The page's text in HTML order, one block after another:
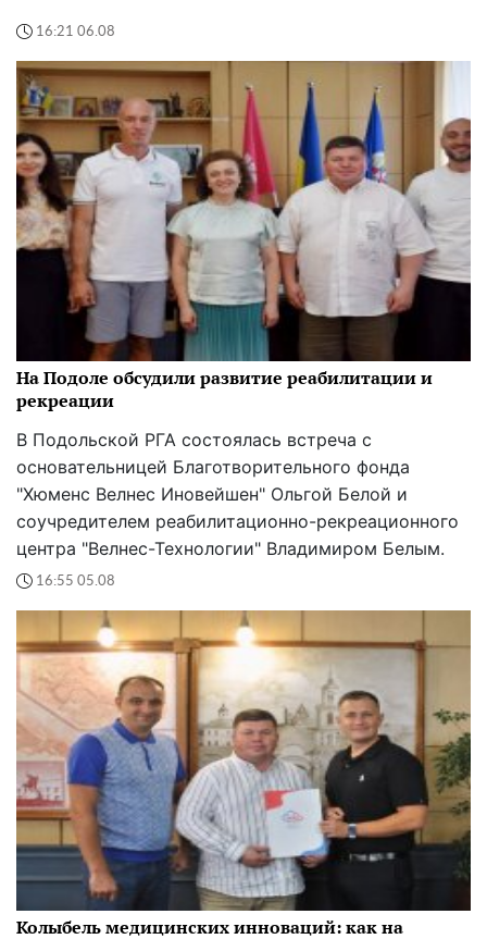
16:21 06.08
На Подоле обсудили развитие реабилитации и
рекреации
В Подольской РГА состоялась встреча с
основательницей Благотворительного фонда
"Хюменс Велнес Иновейшен" Ольгой Белой и
соучредителем реабилитационно-рекреационного
центра "Велнес-Технологии" Владимиром Белым.
16:55 05.08
Колыбель медицинских инноваций: как на